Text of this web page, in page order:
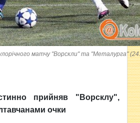
матчу "Ворскли" та "Металурга"
прийняв "Ворсклу",
очки